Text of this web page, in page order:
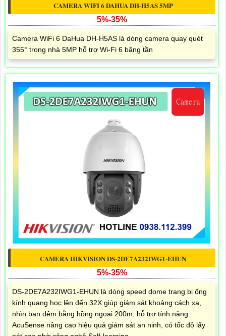
CAMERA WIFI 6 DAHUA DH-H5AS 5MP
5%-35%
Camera WiFi 6 DaHua DH-H5AS là dòng camera quay quét
355° trong nhà 5MP hỗ trợ Wi-Fi 6 băng tần
CAMERA HIKVISION DS-2DE7A232IWG1-EHUN
5%-35%
DS-2DE7A232IWG1-EHUN là dòng speed dome trang bị ống
kính quang học lên đến 32X giúp giám sát khoảng cách xa,
nhìn ban đêm bằng hồng ngoại 200m, hỗ trợ tính năng
AcuSense nâng cao hiệu quả giám sát an ninh, có tốc độ lấy